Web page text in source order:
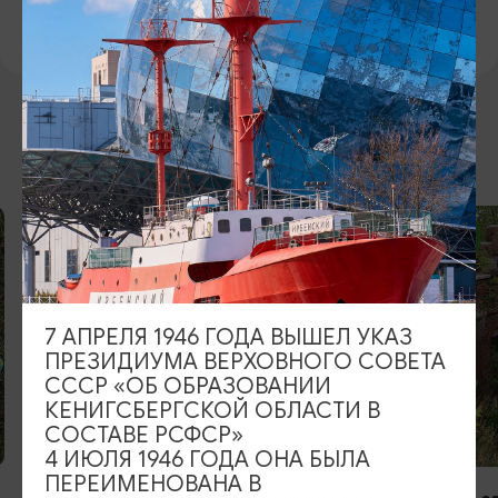
https://vk.com/yunost_park
ВОЗМОЖНО ВАС ЗАИНТЕРЕСУЕТ
КОНЦЕРТЫ
ОТ 1500₽
7 АПРЕЛЯ 1946 ГОДА ВЫШЕЛ УКАЗ
ПРЕЗИДИУМА ВЕРХОВНОГО СОВЕТА
СССР «ОБ ОБРАЗОВАНИИ
КЕНИГСБЕРГСКОЙ ОБЛАСТИ В
СОСТАВЕ РСФСР»
4 ИЮЛЯ 1946 ГОДА ОНА БЫЛА
ПЕРЕИМЕНОВАНА В